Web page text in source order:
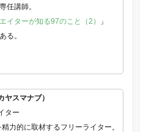
任講師。
イターが知る97のこと（2）
」
る。
ヤスマナブ）
ター
力的に取材するフリーライター。